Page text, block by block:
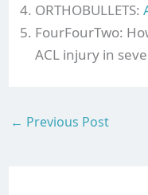
ORTHOBULLETS:
FourFourTwo:
ACL injury in
← Previous Post